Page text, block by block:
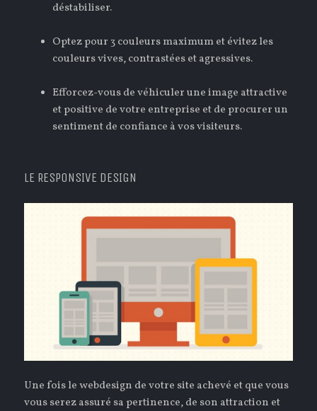
déstabiliser.
Optez pour 3 couleurs maximum et évitez les
couleurs vives, contrastées et agressives.
Efforcez-vous de véhiculer une image attractive
et positive de votre entreprise et de procurer un
sentiment de confiance à vos visiteurs.
LE RESPONSIVE DESIGN
Une fois le webdesign de votre site achevé et que vous
vous serez assuré sa pertinence, de son attraction et